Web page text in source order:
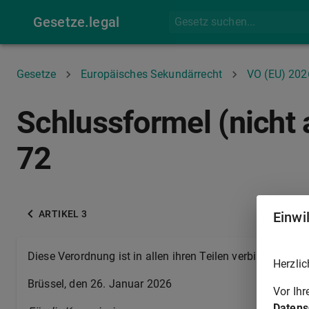
Gesetze.legal
Gesetze Europäisches Sekundärrecht VO (EU)
Schlussformel (nicht
72
ARTIKEL 3
Diese Verordnung ist in allen ihren Teilen verbindlich
Brüssel, den 26. Januar 2026
Vor